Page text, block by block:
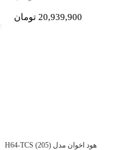
20,939,900 تومان
هود اخوان مدل H64-TCS (205)